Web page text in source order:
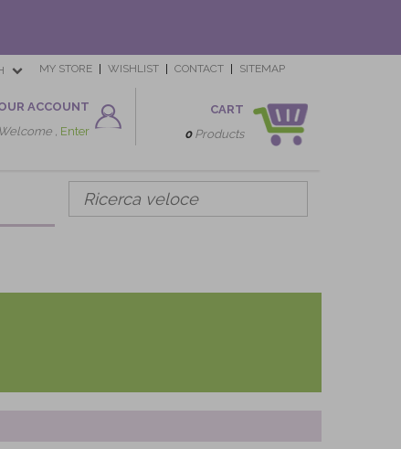
MY STORE WISHLIST CONTACT SITEMAP
ACCOUNT
Welcome , Enter
CART
0Products